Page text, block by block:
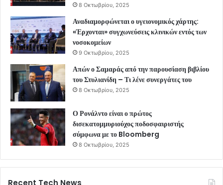
8 Οκτωβρίου, 2025
Αναδιαμορφώνεται ο υγειονομικός χάρτης:
«Έρχονται» συγχωνεύσεις κλινικών εντός των
νοσοκομείων
9 Οκτωβρίου, 2025
Απών ο Σαμαράς από την παρουσίαση βιβλίου
του Στυλιανίδη – Τι λένε συνεργάτες του
8 Οκτωβρίου, 2025
Ο Ρονάλντο είναι ο πρώτος
δισεκατομμυριούχος ποδοσφαιριστής
σύμφωνα με το Bloomberg
8 Οκτωβρίου, 2025
Recent Tech News